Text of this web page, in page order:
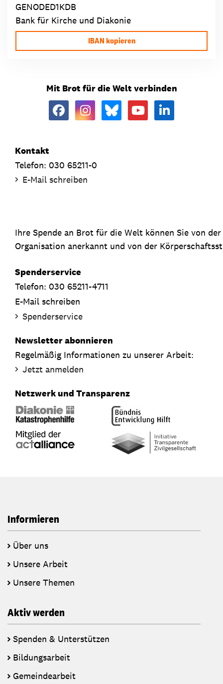
GENODED1KDB
Bank für Kirche und Diakonie
IBAN kopieren
Mit Brot für die Welt verbinden
Kontakt
Telefon: 030 65211-0
E-Mail schreiben
Ihre Spende an Brot für die Welt können Sie von
Organisation anerkannt und von der
Spenderservice
Telefon: 030 65211-4711
E-Mail schreiben
Spenderservice
Newsletter abonnieren
Regelmäßig Informationen zu unserer Arbeit:
Jetzt anmelden
Netzwerk und Transparenz
Informieren
Über uns
Unsere Arbeit
Unsere Themen
Aktiv werden
Spenden & Unterstützen
Bildungsarbeit
Gemeindearbeit